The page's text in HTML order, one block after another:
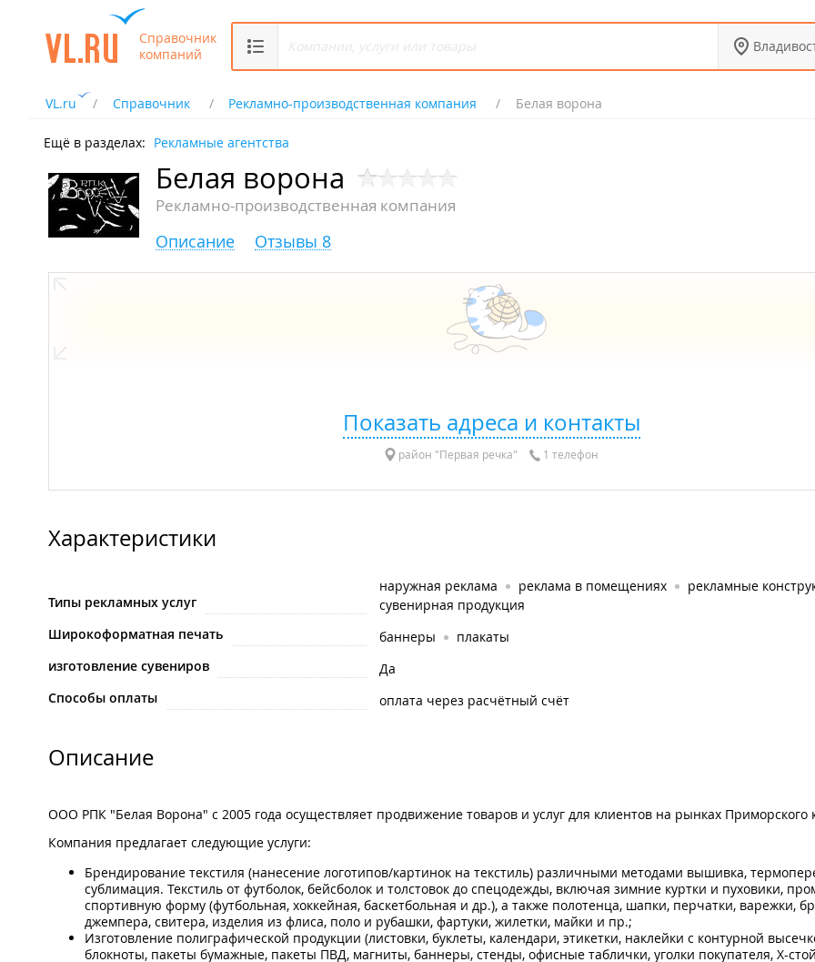
Справочник
компаний
VL.ru Справочник Рекламно-производственная компания Белая ворона
Ещё в разделах: Рекламные агентства
Белая ворона
Рекламно-производственная компания
Описание Отзывы 8
Показать адреса и контакты
район "Первая речка" 1 телефон
Характеристики
Типы рекламных услуг
наружная реклама реклама в помещениях
рекламные
сувенирная продукция
Широкоформатная печать
баннеры
плакаты
изготовление сувениров
Да
Способы оплаты
оплата через расчётный счёт
Описание
ООО РПК "Белая Ворона" с 2005 года осуществляет продвижение товаров и услуг для клиентов на рынках Приморского
Компания предлагает следующие услуги:
Брендирование текстиля (нанесение логотипов/картинок на текстиль) различными методами вышивка,
сублимация. Текстиль от футболок, бейсболок и толстовок до спецодежды, включая зимние куртки и пуховики,
спортивную форму (футбольная, хоккейная, баскетбольная и др.), а также полотенца, шапки, перчатки, варежки,
джемпера, свитера, изделия из флиса, поло и рубашки, фартуки, жилетки, майки и пр.;
Изготовление полиграфической продукции (листовки, буклеты, календари, этикетки, наклейки с контурной
блокноты, пакеты бумажные, пакеты ПВД, магниты, баннеры, стенды, офисные таблички, уголки покупателя, Х-